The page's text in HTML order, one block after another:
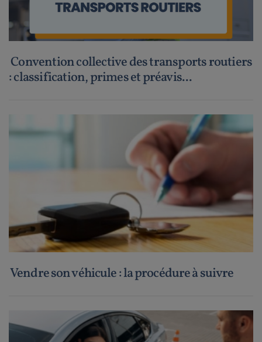
Convention collective des transports routiers
: classification, primes et préavis...
Vendre son véhicule : la procédure à suivre